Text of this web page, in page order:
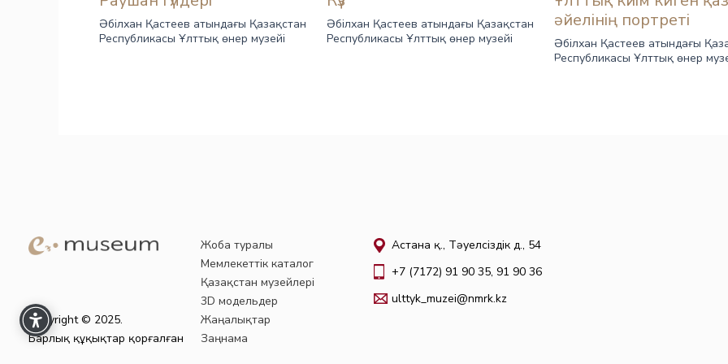
Әбілхан Қастеев атындағы Қазақстан
Республикасы Ұлттық өнер музейі
Әбілхан Қастеев атындағы Қазақстан
Республикасы Ұлттық өнер музейі
әйелінің портреті
Әбілхан Қастеев атындағы
Республикасы Ұлттық өнер
Copyright © 2025.
Барлық құқықтар қорғалған
Жоба туралы
Мемлекеттік каталог
Қазақстан музейлері
3D модельдер
Жаңалықтар
Заңнама
Астана қ., Тәуелсіздік д., 54
+7 (7172) 91 90 35, 91 90 36
ulttyk_muzei@nmrk.kz